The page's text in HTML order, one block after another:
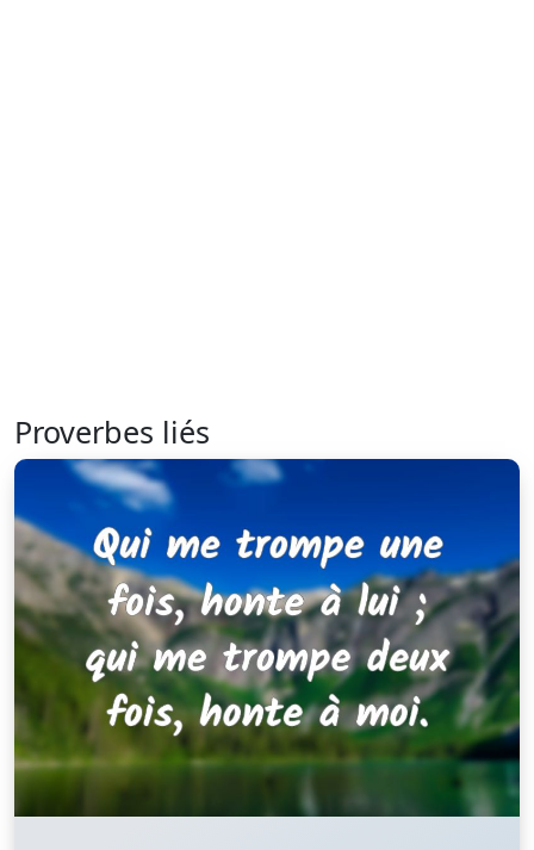
Proverbes liés